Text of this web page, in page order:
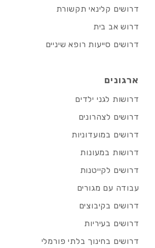
דרושים קלינאי תקשורת
דרוש אב בית
דרושים סייעות רופא שיניים
ארגונים
דרושות לגני ילדים
דרושים לצהרונים
דרושים במועדוניות
דרושות במעונות
דרושים לקייטנות
עבודה עם מגורים
דרושים בקיבוצים
דרושים בעיריות
דרושים בחינוך בלתי פורמלי